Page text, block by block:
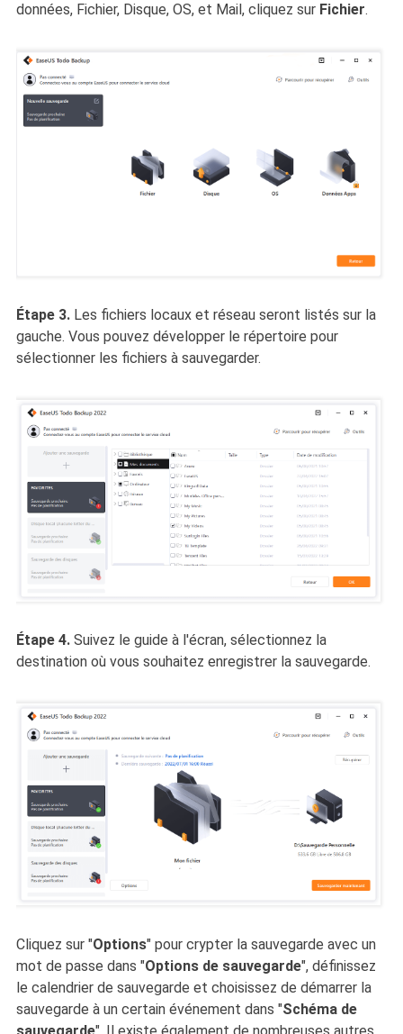
données, Fichier, Disque, OS, et Mail, cliquez sur Fichier.
Étape 3. Les fichiers locaux et réseau seront listés sur la
gauche. Vous pouvez développer le répertoire pour
sélectionner les fichiers à sauvegarder.
Étape 4. Suivez le guide à l'écran, sélectionnez la
destination où vous souhaitez enregistrer la sauvegarde.
Cliquez sur "Options" pour crypter la sauvegarde avec un
mot de passe dans "Options de sauvegarde", définissez
le calendrier de sauvegarde et choisissez de démarrer la
sauvegarde à un certain événement dans "Schéma de
sauvegarde". Il existe également de nombreuses autres